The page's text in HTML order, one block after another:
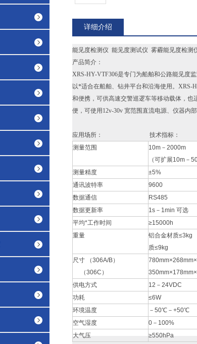
详细介绍
能见度检测仪 能见度测试仪 雾霾能见度检测
产品简介：
XRS-HY-VTF306是专门为船舶和公路能见度
以*适合在船舶、钻井平台和沿海使用。XRS-
和便携，可供高速交警巡逻车等移动载体，
便，可使用12v-30v 宽范围直流电源、仪器内
应用场所： 技术指标：
测量范围
10m－2000m
（可扩展10m－
测量精度
±5%
通讯波特率
9600
数据通信
RS485
数据更新率
1s－1min 可选
平均*工作时间
≥15000h
重量
铝合金材质
质≤9kg
尺寸 （306A/B）
（306C）
供电方式
12－24VDC
功耗
≤6W
环境温度
－50℃－+50℃
空气湿度
0－100%
大气压
≥550hPa